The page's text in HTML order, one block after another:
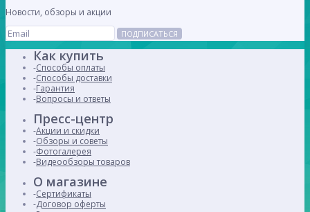
Новости, обзоры и акции
ПОДПИСАТЬСЯ
Как купить
Способы оплаты
Способы доставки
Гарантия
Вопросы и ответы
Пресс-центр
Акции и скидки
Обзоры и советы
Фотогалерея
Видеообзоры товаров
О магазине
Сертификаты
Договор оферты